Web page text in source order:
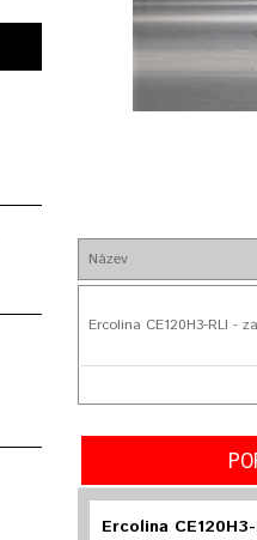
Název
Ercolina CE120H3-RLI -
Ercolina